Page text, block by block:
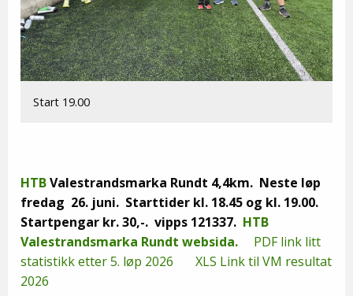
Start 19.00
HTBValestrandsmarka Rundt 4,4km. Neste løp
fredag 26. juni. Starttider kl. 18.45 og kl. 19.00.
Startpengar kr. 30,-. vipps 121337. HTB
Valestrandsmarka Rundt websida.
PDF link litt
statistikk etter 5. løp 2026
XLS Link til VM resultat
2026